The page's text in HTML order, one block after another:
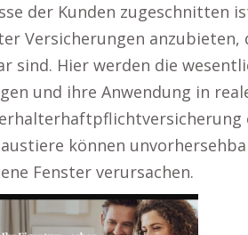
der Kunden zugeschnitten
Versicherungen
sind. Hier werden die
und ihre Anwendung in
können
Fenster verursachen.